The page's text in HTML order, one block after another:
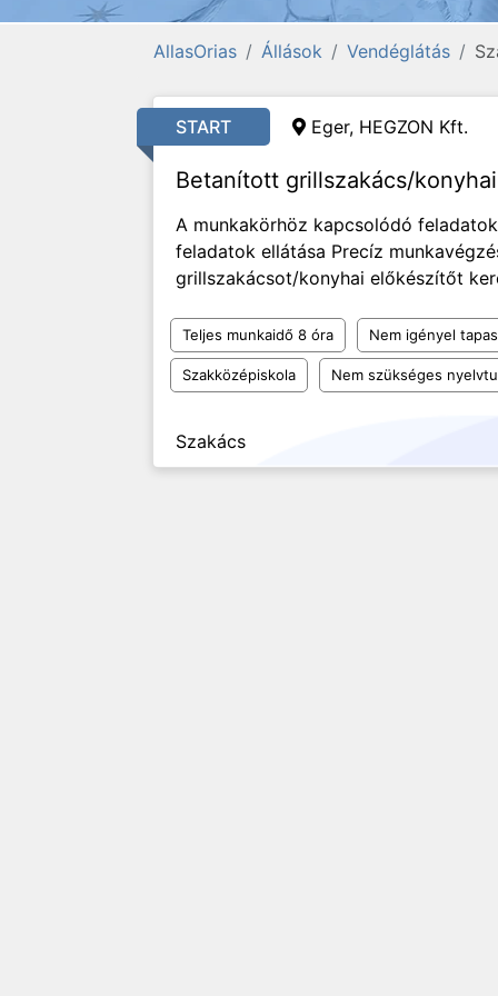
AllasOrias Állások Vendéglátás
START Eger, HEGZON Kft.
Betanított grillszakács/
A munkakörhöz kapcsolódó
feladatok ellátása Precíz
grillszakácsot/konyhai előkészítőt
Teljes munkaidő 8 óra Nem igényel
Szakközépiskola Nem szükséges
Szakács